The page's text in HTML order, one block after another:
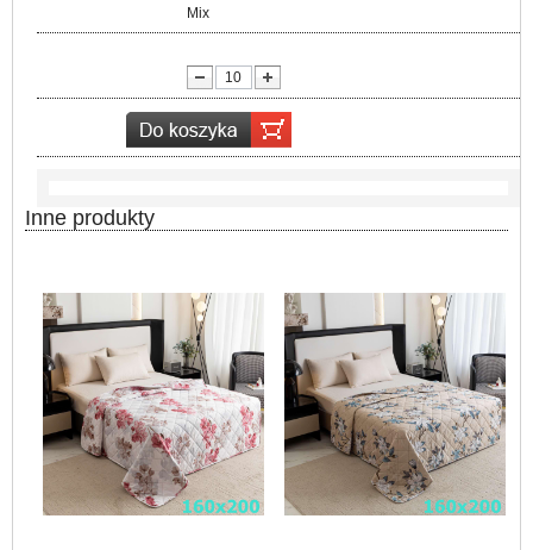
Mix
Inne produkty